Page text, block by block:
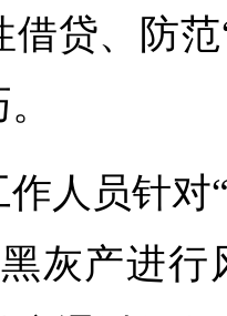
借贷、防
作人员针对
灰产进